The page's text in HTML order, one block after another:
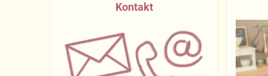
Kontakt